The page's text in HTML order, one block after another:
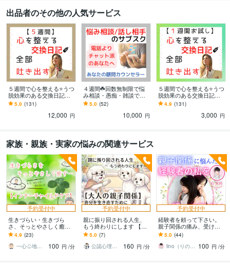
ホームヘルパー2級 取得年 : 2001年
社会福祉士 取得年 : 2005年
精神保健福祉士 取得年 : 2011年
普通自動車第一種運転免許 取得年 : 1999年
その他ツール
ソーシャルワーク:21年 うつ経験:13年ココナラ出品:5年
音声配信:3年
ギター弾き語り 永遠の初心者:27年シータヒーリング®︎:1年
得意分野
悩み相談・カウンセリング お悩み相談・話し相手・愚痴聞き
考え方のクセ診断 交換日記（１週間〜） 認知行動療法
問題解決技能法
シータヒーリング
ビジネス代行・事務代行 ココナラ出品のコンサル・コーチング シータヒ
ーリング®
ココナラ カウンセリング ビジネス 起業 副業 出品 集客
悩み相談
シータヒーリング
コンサル
学歴
武蔵大学 1997年3月 ~ 2001年2月
出品者のその他の人気サービス
５週間で心を整える⭐うつ
脱効果のある交換日記し
ます 【通常版】気持ちを
吐き出す、習慣化❗
5.0 (131)
12,000 円
４週間☘️回数無制限で悩
み相談・愚痴・雑談でき
ます 『対面や電話よりチ
ャット派』向け☘️カウン
セリングのサブスク
5.0 (52)
10,000 円
５週間で心を整える⭐うつ
脱効果のある交換日記し
ます 【１週間お試し版】
気持ちを吐き出す、習慣
4.9 (131)
3,000 円
家族・親族・実家の悩みの関連サービス
予約受付中
生きづらい・生きづら
さ、そっとやさしく癒し
ます インナーチャイルド/
毒親/親子人間関係の悩み/
カウンセリング
4.9 (23)
一心♧地球に少し馴染みにくいカウンセラー
100 円 /分
予約受付中
親に振り回される人生、
もう終わりにします 【大
人の親子関係】自分を生
き直すために、今こそ心
を取り戻す！
5.0 (7)
公認心理師わんタロパパ
160 円 /分
予約受付中
経験者を頼って下さい。
親子関係の痛み、受け止
めます 親子関係・親子問
題・愛着障害・アダルト
チルドレン・AD
5.0 (44)
lino（りの）＠ハートサポーター 100 円 /分